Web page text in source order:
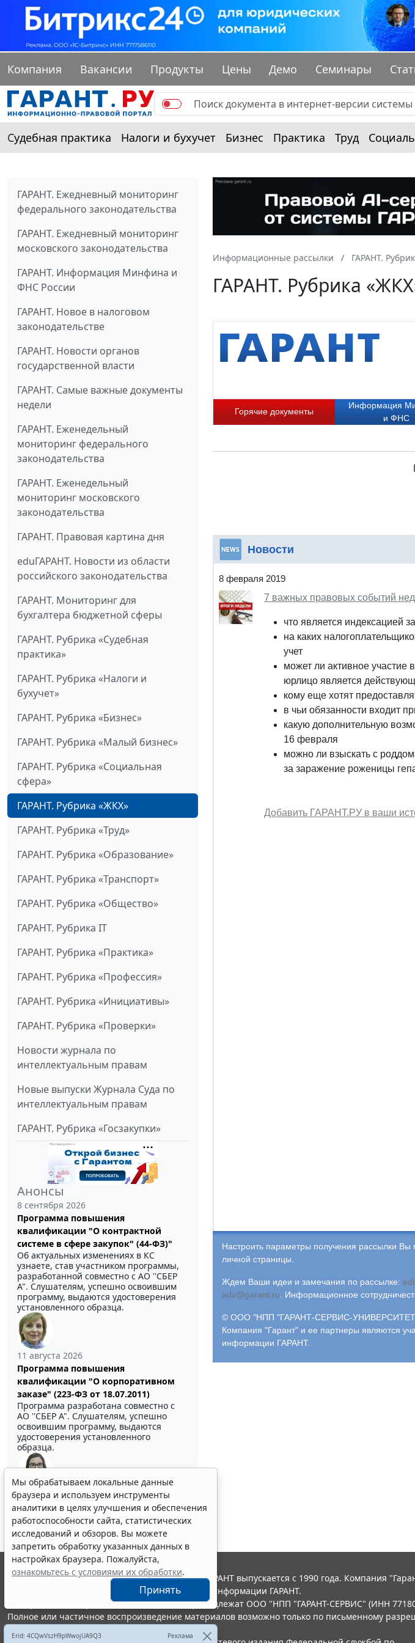
Компания Вакансии Продукты Цены Демо Семинары
Судебная практика Налоги и бухучет Бизнес Практика Труд
ГАРАНТ. Ежедневный мониторинг
федерального законодательства
ГАРАНТ. Ежедневный мониторинг
московского законодательства
ГАРАНТ. Информация Минфина и
ФНС России
ГАРАНТ. Новое в налоговом
законодательстве
ГАРАНТ. Новости органов
государственной власти
ГАРАНТ. Самые важные документы
недели
ГАРАНТ. Еженедельный
мониторинг федерального
законодательства
ГАРАНТ. Еженедельный
мониторинг московского
законодательства
ГАРАНТ. Правовая картина дня
eduГАРАНТ. Новости из области
российского законодательства
ГАРАНТ. Мониторинг для
бухгалтера бюджетной сферы
ГАРАНТ. Рубрика «Судебная
практика»
ГАРАНТ. Рубрика «Налоги и
бухучет»
ГАРАНТ. Рубрика «Бизнес»
ГАРАНТ. Рубрика «Малый бизнес»
ГАРАНТ. Рубрика «Социальная
сфера»
ГАРАНТ. Рубрика «ЖКХ»
ГАРАНТ. Рубрика «Труд»
ГАРАНТ. Рубрика «Образование»
ГАРАНТ. Рубрика «Транспорт»
ГАРАНТ. Рубрика «Общество»
ГАРАНТ. Рубрика IT
ГАРАНТ. Рубрика «Практика»
ГАРАНТ. Рубрика «Профессия»
ГАРАНТ. Рубрика «Инициативы»
ГАРАНТ. Рубрика «Проверки»
Новости журнала по
интеллектуальным правам
Новые выпуски Журнала Суда по
интеллектуальным правам
ГАРАНТ. Рубрика «Госзакупки»
Анонсы
8 сентября 2026
Программа повышения
квалификации "О контрактной
системе в сфере закупок" (44-ФЗ)"
Об актуальных изменениях в КС
узнаете, став участником программы,
разработанной совместно с АО ''СБЕР
А". Слушателям, успешно освоившим
программу, выдаются удостоверения
установленного образца.
11 августа 2026
Программа повышения
квалификации "О корпоративном
заказе" (223-ФЗ от 18.07.2011)
Программа разработана совместно с
АО ''СБЕР А". Слушателям, успешно
освоившим программу, выдаются
удостоверения установленного
образца.
Выберите тему программы повышения квалификации
для юристов ...
Информационные рассылки ГАРАНТ.
ГАРАНТ. Рубрика
Горячие документы
Информация
и ФНС
Новости
8 февраля 2019
7 важных правовых событий
что является индексацией
на каких
учет
может ли активное участие
юрлицо является
кому еще хотят
в чьи обязанности входит
какую дополнительную
16 февраля
можно ли взыскать с
за заражение роженицы
Добавить ГАРАНТ.РУ в ваши
Настроить параметры получения рассылки Вы
личной страницы.
Ждем Ваши идеи и замечания по рассылке:
adv@garant.ru
Информационное
© ООО "НПП "ГАРАНТ-СЕРВИС-УНИВЕРСИТЕТ",
Компания "Гарант" и ее партнеры являются
информации ГАРАНТ.
Мы обрабатываем локальные данные
браузера и используем инструменты
аналитики в целях улучшения и обеспечения
работоспособности сайта, статистических
исследований и обзоров. Вы можете
запретить обработку указанных данных в
настройках браузера. Пожалуйста,
ознакомьтесь с условиями их обработки.
Принять
Erid: 4CQwVszH9pWwojUA9Q3 Реклама
© ООО "НПП "ГАРАНТ-СЕРВИС", 2026. Система ГАРАНТ выпускается с 1990 года. Компания
участниками Российской ассоциации правовой информации ГАРАНТ.
Все права на материалы сайта ГАРАНТ.РУ принадлежат ООО "НПП "ГАРАНТ-СЕРВИС" (ИНН
Полное или частичное воспроизведение материалов возможно только по письменному